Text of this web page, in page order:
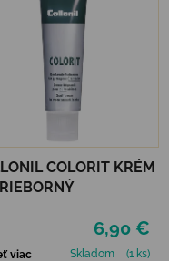
COLORIT KRÉM
6,90 €
viac Skladom (1 ks)